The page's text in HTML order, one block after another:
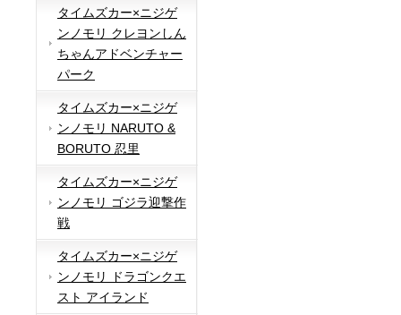
タイムズカー×ニジゲ
ンノモリ クレヨンしん
ちゃんアドベンチャー
パーク
タイムズカー×ニジゲ
ンノモリ NARUTO &
BORUTO 忍里
タイムズカー×ニジゲ
ンノモリ ゴジラ迎撃作
戦
タイムズカー×ニジゲ
ンノモリ ドラゴンクエ
スト アイランド